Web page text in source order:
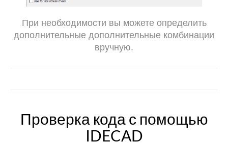
При необходимости вы можете определить
дополнительные дополнительные комбинации
вручную.
Проверка кода с помощью
IDECAD